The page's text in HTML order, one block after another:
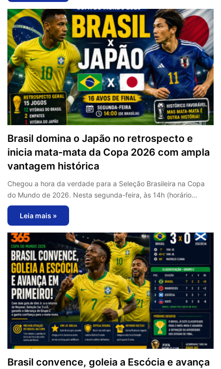
Brasil domina o Japão no retrospecto e
inicia mata-mata da Copa 2026 com ampla
vantagem histórica
Chegou a hora da verdade para a Seleção Brasileira na Copa
do Mundo de 2026. Nesta segunda-feira, às 14h (horário…
Leia mais »
Brasil convence, goleia a Escócia e avança